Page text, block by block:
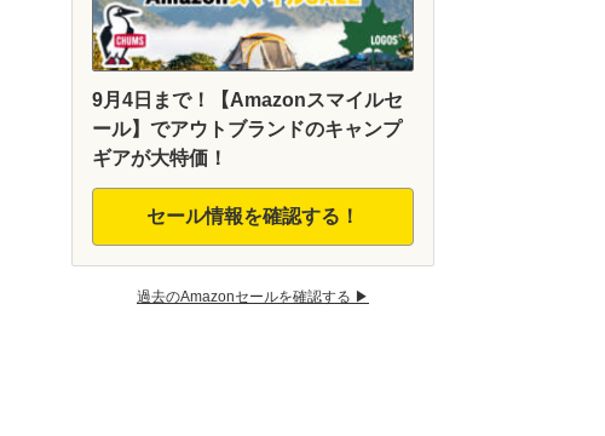
9月4日まで！【Amazonスマイルセ
ール】でアウトブランドのキャンプ
ギアが大特価！
セール情報を確認する！
過去のAmazonセールを確認する ▶︎